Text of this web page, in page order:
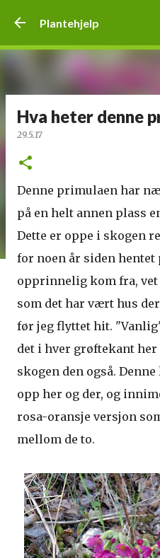
Plantehjelp
Hva heter denne
29.5.17
Denne primulaen har
på en helt annen plass
Dette er oppe i skogen
for noen år siden
opprinnelig kom fra, vet
som det har vært hus
før jeg flyttet hit.
det i hver grøftekant
skogen den også.
opp her og der, og
rosa-oransje versjon
mellom de to.